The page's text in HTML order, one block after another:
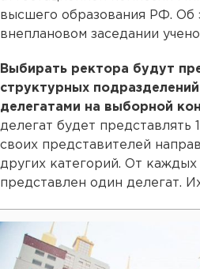
высшего образования РФ. Об
внеплановом заседании
Выбирать ректора будут
структурных
делегатами на выборной
делегат будет представлять
своих представителей
других категорий. От
представлен один делегат.